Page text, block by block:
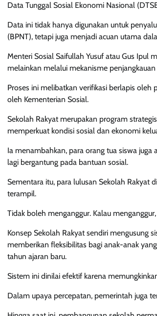
Data Tunggal Sosial Ekonomi Nasional
Data ini tidak hanya digunakan untuk
(BPNT), tetapi juga menjadi acuan utama
Menteri Sosial Saifullah Yusuf atau Gus Ipul
melainkan melalui mekanisme
Proses ini melibatkan verifikasi berlapis oleh
oleh Kementerian Sosial.
Sekolah Rakyat merupakan program
memperkuat kondisi sosial dan ekonomi
Ia menambahkan, para orang tua siswa
lagi bergantung pada bantuan sosial.
Sementara itu, para lulusan Sekolah Rakyat
terampil.
Tidak boleh menganggur. Kalau
Konsep Sekolah Rakyat sendiri
memberikan fleksibilitas bagi anak-anak
tahun ajaran baru.
Sistem ini dinilai efektif karena
Dalam upaya percepatan, pemerintah juga